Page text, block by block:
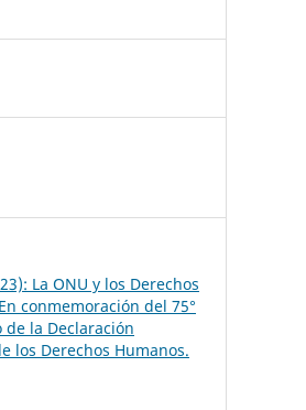
La ONU y los Derechos
conmemoración del 75°
de la Declaración
los Derechos Humanos.